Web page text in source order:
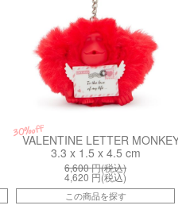
30%off
VALENTINE LETTER
3.3 x 1.5 x 4.5 cm
6,600円(税込)
4,620 円(税込)
この商品を探す